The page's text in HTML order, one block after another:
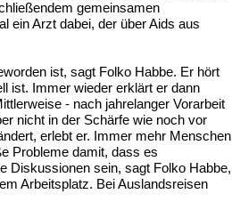
gemeinsamen
ein Arzt dabei, der über Aids aus
ist, sagt Folko Habbe. Er hört
ist. Immer wieder erklärt er dann
- nach jahrelanger Vorarbeit
nicht in der Schärfe wie noch vor
erlebt er. Immer mehr Menschen
Probleme damit, dass es
Diskussionen sein, sagt Folko Habbe,
Arbeitsplatz. Bei Auslandsreisen